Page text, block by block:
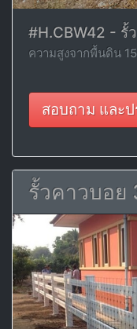
#H.CBW42 -
ความสูงจากพื้นดิน
สอบถาม และ
รั้วคาวบอย